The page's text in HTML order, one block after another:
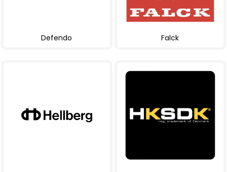
Defendo Falck